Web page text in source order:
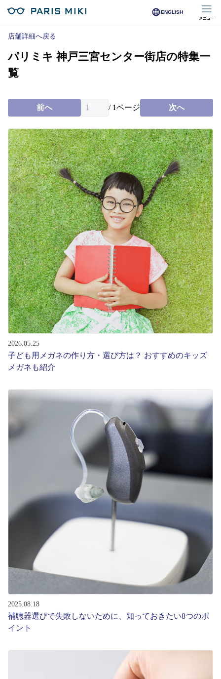
ENGLISH
メニュー
マイページ
Opera Club会員
※店舗で会員登録された方
オンラインショップ会員
※オンラインで会員登録された方
店舗を探す
店舗検索/来店予約
商品を探す
メガネ
レンズ
サングラス
補聴器
コンタクトレンズ
グッズ・小物
ブランドを探す
コンテンツを探す
スタッフコンテンツ一覧
コーディネート
レビュー
お知らせ
目のまめちしき
店舗詳細へ戻る
パリミキ 神戸三宮センター街店の特集一
覧
前へ / 1ページ 次へ
2026.05.25
子ども用メガネの作り方・選び方は？ おすすめのキッズ
メガネも紹介
2025.08.18
補聴器選びで失敗しないために、知っておきたい8つのポ
イント